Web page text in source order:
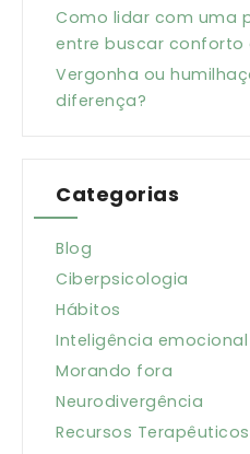
Como lidar com uma
entre buscar conforto
Vergonha ou
diferença?
Categorias
Blog
Ciberpsicologia
Hábitos
Inteligência emocional
Morando fora
Neurodivergência
Recursos Terapêuticos